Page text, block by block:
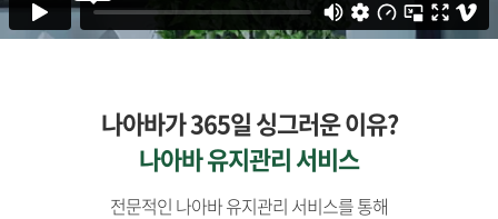
나아바가 365일 싱그러운 이유?
나아바 유지관리 서비스
전문적인 나아바 유지관리 서비스를 통해